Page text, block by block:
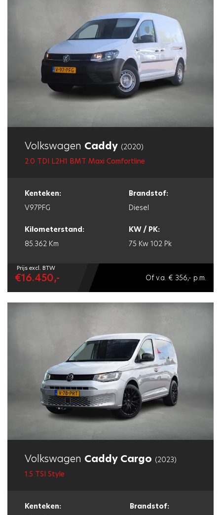
Volkswagen Caddy (2020)
2.0 TDI L2H1 BMT Maxi Comfortline
Kenteken:
Brandstof:
V97PFG
Diesel
Kilometerstand:
KW / PK:
85.362 Km
75 Kw 102 Pk
Prijs excl. BTW
€16.450,- Of v.a. € 356,- p.m.
Volkswagen Caddy Cargo (2023)
1.5 TSI Style
Kenteken:
Brandstof: